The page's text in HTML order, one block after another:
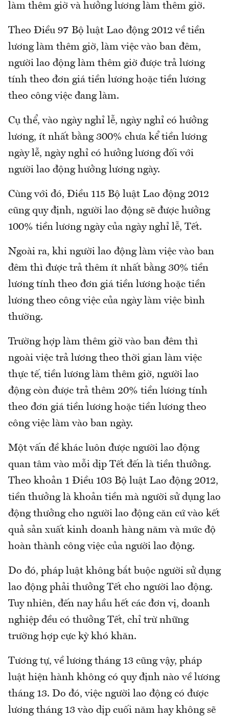
làm thêm giờ và hưởng lương làm thêm giờ.
Theo Điều 97 Bộ luật Lao động 2012 về tiền
lương làm thêm giờ, làm việc vào ban đêm,
người lao động làm thêm giờ được trả lương
tính theo đơn giá tiền lương hoặc tiền lương
theo công việc đang làm.
Cụ thể, vào ngày nghỉ lễ, ngày nghỉ có hưởng
lương, ít nhất bằng 300% chưa kể tiền lương
ngày lễ, ngày nghỉ có hưởng lương đối với
người lao động hưởng lương ngày.
Cùng với đó, Điều 115 Bộ luật Lao động 2012
cũng quy định, người lao động sẽ được hưởng
100% tiền lương ngày của ngày nghỉ lễ, Tết.
Ngoài ra, khi người lao động làm việc vào ban
đêm thì được trả thêm ít nhất bằng 30% tiền
lương tính theo đơn giá tiền lương hoặc tiền
lương theo công việc của ngày làm việc bình
thường.
Trường hợp làm thêm giờ vào ban đêm thì
ngoài việc trả lương theo thời gian làm việc
thực tế, tiền lương làm thêm giờ, người lao
động còn được trả thêm 20% tiền lương tính
theo đơn giá tiền lương hoặc tiền lương theo
công việc làm vào ban ngày.
Một vấn đề khác luôn được người lao động
quan tâm vào mỗi dịp Tết đến là tiền thưởng.
Theo khoản 1 Điều 103 Bộ luật Lao động 2012,
tiền thưởng là khoản tiền mà người sử dụng lao
động thưởng cho người lao động căn cứ vào kết
quả sản xuất kinh doanh hàng năm và mức độ
hoàn thành công việc của người lao động.
Do đó, pháp luật không bắt buộc người sử dụng
lao động phải thưởng Tết cho người lao động.
Tuy nhiên, đến nay hầu hết các đơn vị, doanh
nghiệp đều có thưởng Tết, chỉ trừ những
trường hợp cực kỳ khó khăn.
Tương tự, về lương tháng 13 cũng vậy, pháp
luật hiện hành không có quy định nào về lương
tháng 13. Do đó, việc người lao động có được
lương tháng 13 vào dịp cuối năm hay không sẽ